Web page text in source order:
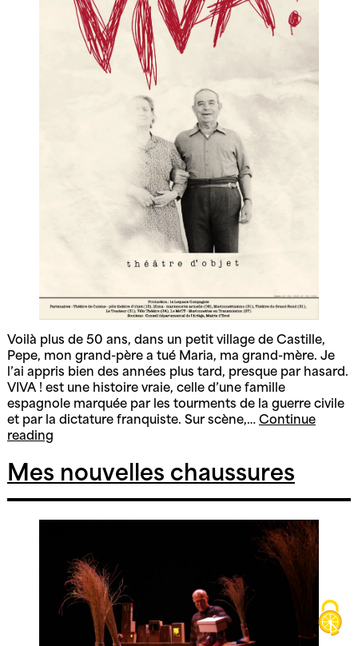
Voilà plus de 50 ans, dans un petit village de Castille,
Pepe, mon grand-père a tué Maria, ma grand-mère. Je
l’ai appris bien des années plus tard, presque par hasard.
VIVA ! est une histoire vraie, celle d’une famille
espagnole marquée par les tourments de la guerre civile
et par la dictature franquiste. Sur scène,… Continue
readingViva
Mes nouvelles chaussures